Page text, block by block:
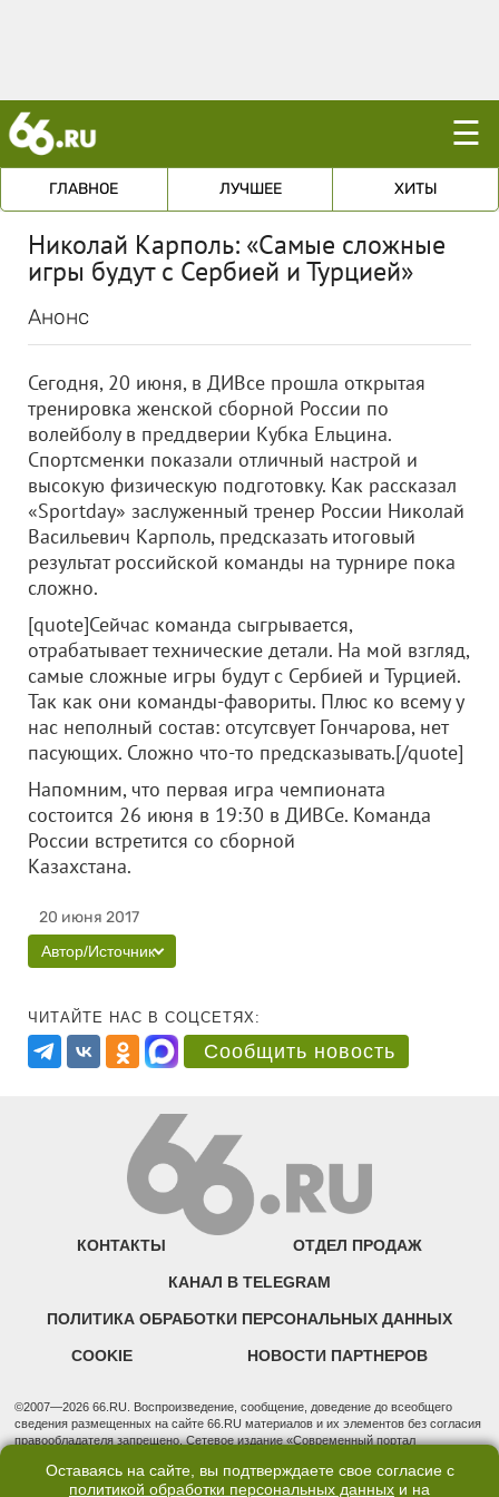
☰
ГЛАВНОЕ ЛУЧШЕЕ ХИТЫ
Николай Карполь: «Самые сложные
игры будут с Сербией и Турцией»
Анонс
Сегодня, 20 июня, в ДИВсе прошла открытая
тренировка женской сборной России по
волейболу в преддверии Кубка Ельцина.
Спортсменки показали отличный настрой и
высокую физическую подготовку. Как рассказал
«Sportday» заслуженный тренер России Николай
Васильевич Карполь, предсказать итоговый
результат российской команды на турнире пока
сложно.
[quote]Сейчас команда сыгрывается,
отрабатывает технические детали. На мой взгляд,
самые сложные игры будут с Сербией и Турцией.
Так как они команды-фавориты. Плюс ко всему у
нас неполный состав: отсутсвует Гончарова, нет
пасующих. Сложно что-то предсказывать.[/quote]
Напомним, что первая игра чемпионата
состоится 26 июня в 19:30 в ДИВСе. Команда
России встретится со сборной
Казахстана.
20 июня 2017
Автор/Источник
ЧИТАЙТЕ НАС В СОЦСЕТЯХ:
Сообщить новость
КОНТАКТЫ ОТДЕЛ ПРОДАЖ
КАНАЛ В TELEGRAM
ПОЛИТИКА ОБРАБОТКИ ПЕРСОНАЛЬНЫХ ДАННЫХ
COOKIE НОВОСТИ ПАРТНЕРОВ
©2007—2026 66.RU. Воспроизведение, сообщение, доведение до всеобщего
сведения размещенных на сайте 66.RU материалов и их элементов без согласия
правообладателя запрещено. Сетевое издание «Современный портал
надзору в сфере связи, информационных технологий и массовых коммуникаций
(Роскомнадзор). Регистрационный номер ЭЛ № ФС 77 - 76634 от 02.09.2019
Оставаясь на сайте, вы подтверждаете свое согласие с
политикой обработки персональных данных и на